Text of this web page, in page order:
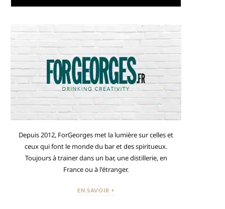
Depuis 2012, ForGeorges met la lumière sur celles et
ceux qui font le monde du bar et des spiritueux.
Toujours à trainer dans un bar, une distillerie, en
France ou à l'étranger.
EN SAVOIR +